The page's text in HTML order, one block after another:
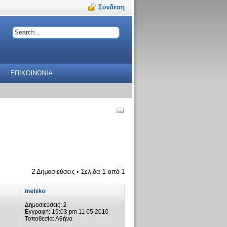
Σύνδεση
ΕΠΙΚΟΙΝΩΝΙΑ
2 Δημοσιεύσεις • Σελίδα 1από 1
mehiko
Δημοσιεύσεις:2
Εγγραφή:19:03 pm 11 05 2010
Τοποθεσία:Αθήνα